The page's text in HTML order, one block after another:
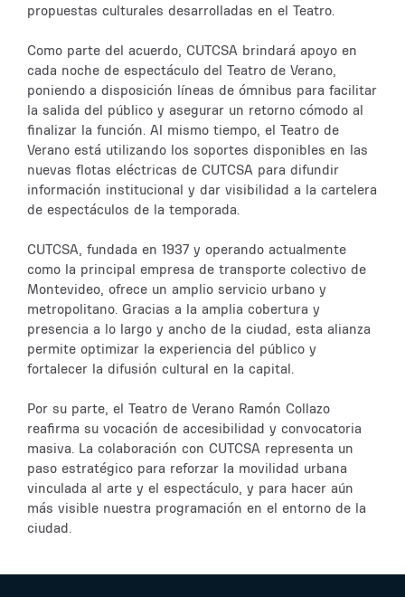
propuestas culturales desarrolladas en el Teatro.
Como parte del acuerdo, CUTCSA brindará apoyo en
cada noche de espectáculo del Teatro de Verano,
poniendo a disposición líneas de ómnibus para facilitar
la salida del público y asegurar un retorno cómodo al
finalizar la función. Al mismo tiempo, el Teatro de
Verano está utilizando los soportes disponibles en las
nuevas flotas eléctricas de CUTCSA para difundir
información institucional y dar visibilidad a la cartelera
de espectáculos de la temporada.
CUTCSA, fundada en 1937 y operando actualmente
como la principal empresa de transporte colectivo de
Montevideo, ofrece un amplio servicio urbano y
metropolitano. Gracias a la amplia cobertura y
presencia a lo largo y ancho de la ciudad, esta alianza
permite optimizar la experiencia del público y
fortalecer la difusión cultural en la capital.
Por su parte, el Teatro de Verano Ramón Collazo
reafirma su vocación de accesibilidad y convocatoria
masiva. La colaboración con CUTCSA representa un
paso estratégico para reforzar la movilidad urbana
vinculada al arte y el espectáculo, y para hacer aún
más visible nuestra programación en el entorno de la
ciudad.